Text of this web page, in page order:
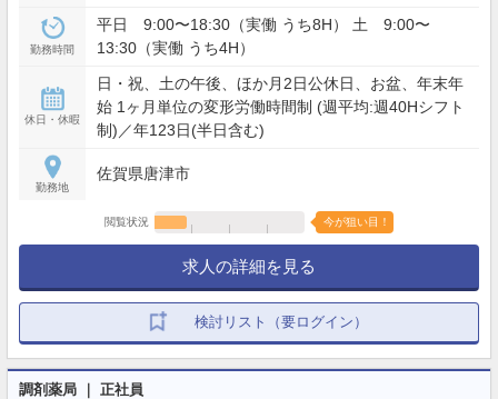
勤務時間
平日 9:00〜18:30（実働 うち8H） 土 9:00〜
13:30（実働 うち4H）
休日・休暇
日・祝、土の午後、ほか月2日公休日、お盆、年末年
始 1ヶ月単位の変形労働時間制 (週平均:週40Hシフト
制)／年123日(半日含む)
勤務地
佐賀県唐津市
閲覧状況 今が狙い目！
求人の詳細を見る
検討リスト（要ログイン）
調剤薬局 ｜ 正社員